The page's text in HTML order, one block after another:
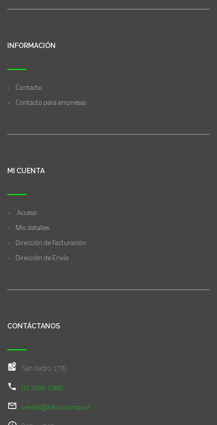
INFORMACIÓN
Contacto
Contacto para empresas
MI CUENTA
Acceso
Mis detalles
Dirección de Facturación
Dirección de Envío
CONTÁCTANOS
San Isidro 1775,
(2) 2585 2380
ventas@tecnocomae.cl